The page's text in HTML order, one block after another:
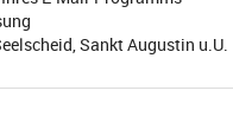
Sankt Augustin u.U.